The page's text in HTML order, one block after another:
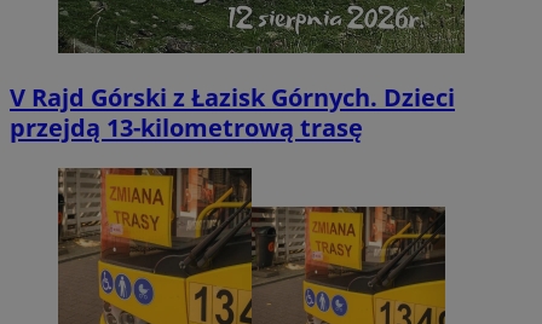
V Rajd Górski z Łazisk Górnych. Dzieci
przejdą 13-kilometrową trasę